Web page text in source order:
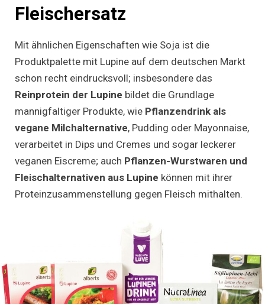
Fleischersatz
Mit ähnlichen Eigenschaften wie Soja ist die
Produktpalette mit Lupine auf dem deutschen Markt
schon recht eindrucksvoll; insbesondere das
Reinprotein der Lupine bildet die Grundlage
mannigfaltiger Produkte, wie Pflanzendrink als
vegane Milchalternative, Pudding oder Mayonnaise,
verarbeitet in Dips und Cremes und sogar leckerer
veganen Eiscreme; auch Pflanzen-Wurstwaren und
Fleischalternativen aus Lupine können mit ihrer
Proteinzusammenstellung gegen Fleisch mithalten.